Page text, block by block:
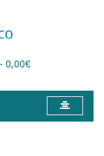
0,00€